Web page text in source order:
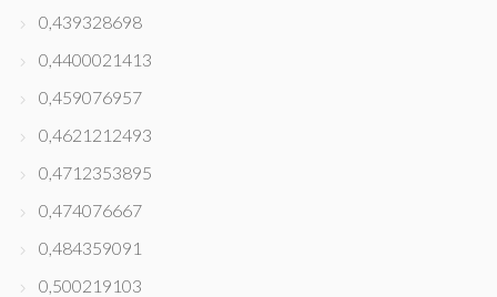
0,439328698
0,4400021413
0,459076957
0,4621212493
0,4712353895
0,474076667
0,484359091
0,500219103